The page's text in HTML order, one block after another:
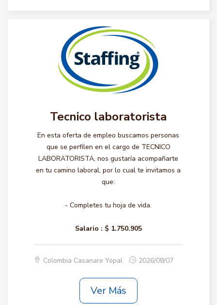
Tecnico laboratorista
En esta oferta de empleo buscamos personas
que se perfilen en el cargo de TECNICO
LABORATORISTA, nos gustaría acompañarte
en tu camino laboral, por lo cual te invitamos a
que:
- Completes tu hoja de vida.
Salario : $ 1.750.905
Colombia Casanare Yopal 2026/08/07
Ver Más